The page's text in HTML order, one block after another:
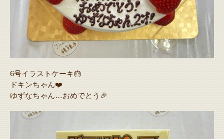
6号イラストケーキ🎂
ドキンちゃん❤️
ゆずなちゃん…おめでとう🎉